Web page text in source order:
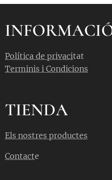
Política de privacitat
Terminis i Condicions
TIENDA
Els nostres productes
Contacte